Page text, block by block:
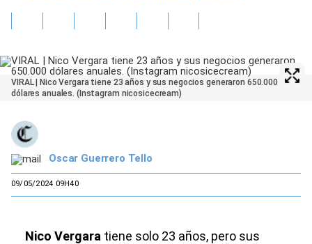
VIRAL | Nico Vergara tiene 23 años y sus negocios generaron 650.000
dólares anuales. (Instagram nicosicecream)
Oscar Guerrero Tello
09/05/2024 09H40
Nico Vergara tiene solo 23 años, pero sus